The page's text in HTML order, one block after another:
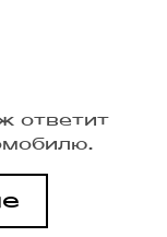
ответит